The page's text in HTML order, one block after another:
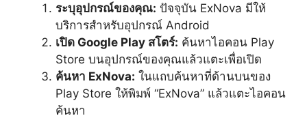
ระบุอุปกรณ์ของคุณ: ปัจจุบัน ExNova มีให้
บริการสำหรับอุปกรณ์ Android
เปิด Google Play สโตร์: ค้นหาไอคอน Play
Store บนอุปกรณ์ของคุณแล้วแตะเพื่อเปิด
ค้นหา ExNova: ในแถบค้นหาที่ด้านบนของ
Play Store ให้พิมพ์ “ExNova” แล้วแตะไอคอน
ค้นหา